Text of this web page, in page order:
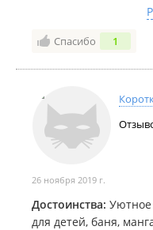
Парковка для машин
Спасибо 1
26 ноября 2019 г.
Достоинства: Уютное
для детей, баня,